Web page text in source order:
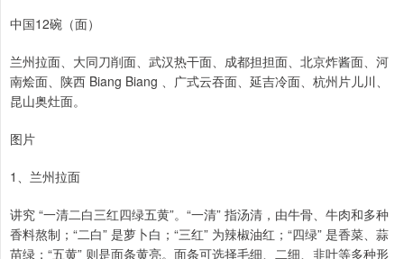
中国12碗（面）
兰州拉面、大同刀削面、武汉热干面、成都担担面、北京炸酱面、河
南烩面、陕西 Biang Biang 、广式云吞面、延吉冷面、杭州片儿川、
昆山奥灶面。
图片
1、兰州拉面
讲究 “一清二白三红四绿五黄”。“一清” 指汤清，由牛骨、牛肉和多种
香料熬制；“二白” 是萝卜白；“三红” 为辣椒油红；“四绿” 是香菜、蒜
苗绿；“五黄” 则是面条黄亮。面条可选择毛细、二细、韭叶等多种形